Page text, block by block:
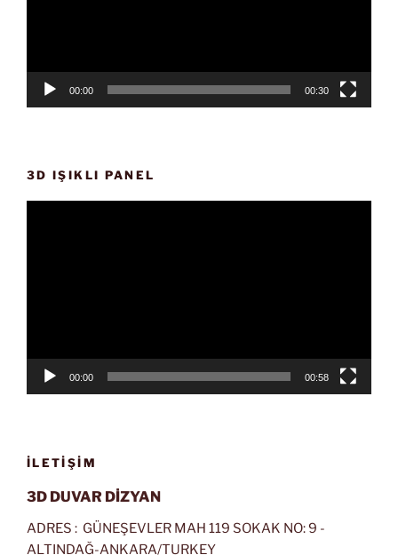
00:00 00:30
3D IŞIKLI PANEL
00:00 00:58
İLETIŞIM
3D DUVAR DİZYAN
ADRES : GÜNEŞEVLER MAH 119 SOKAK NO: 9 -
ALTINDAĞ-ANKARA/TURKEY